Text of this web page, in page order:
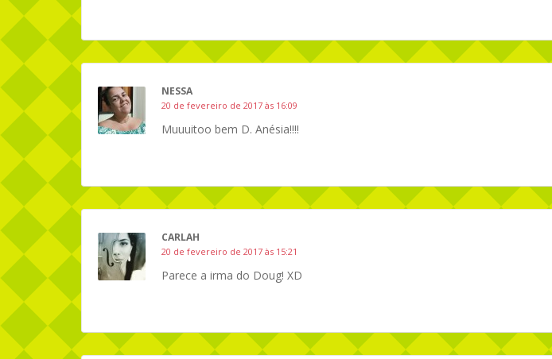
NESSA
20 de fevereiro de 2017 às 16:09
Muuuitoo bem D. Anésia!!!!
CARLAH
20 de fevereiro de 2017 às 15:21
Parece a irma do Doug! XD